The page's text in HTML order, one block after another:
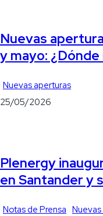
Nuevas
y mayo:
Nuevas aperturas
25/05/2026
Plenergy
en Santander y
Notas de Prensa